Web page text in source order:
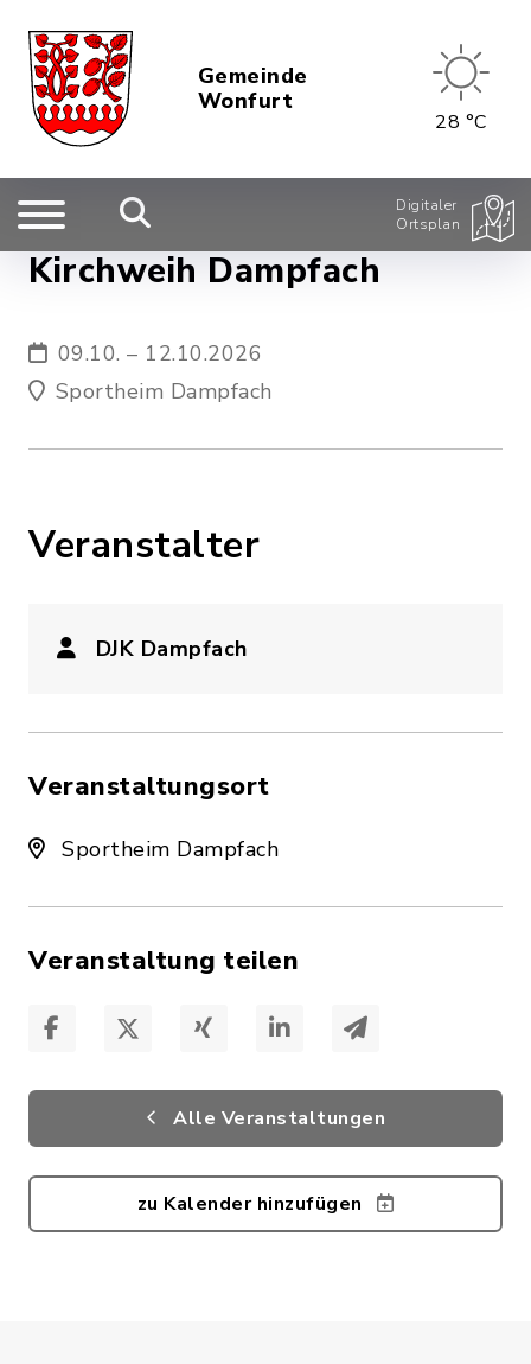
Gemeinde
Wonfurt
28 °C
Digitaler
Ortsplan
Kirchweih Dampfach
09.10. – 12.10.2026
Sportheim Dampfach
Veranstalter
DJK Dampfach
Veranstaltungsort
Sportheim Dampfach
Veranstaltung teilen
Alle Veranstaltungen
zu Kalender hinzufügen